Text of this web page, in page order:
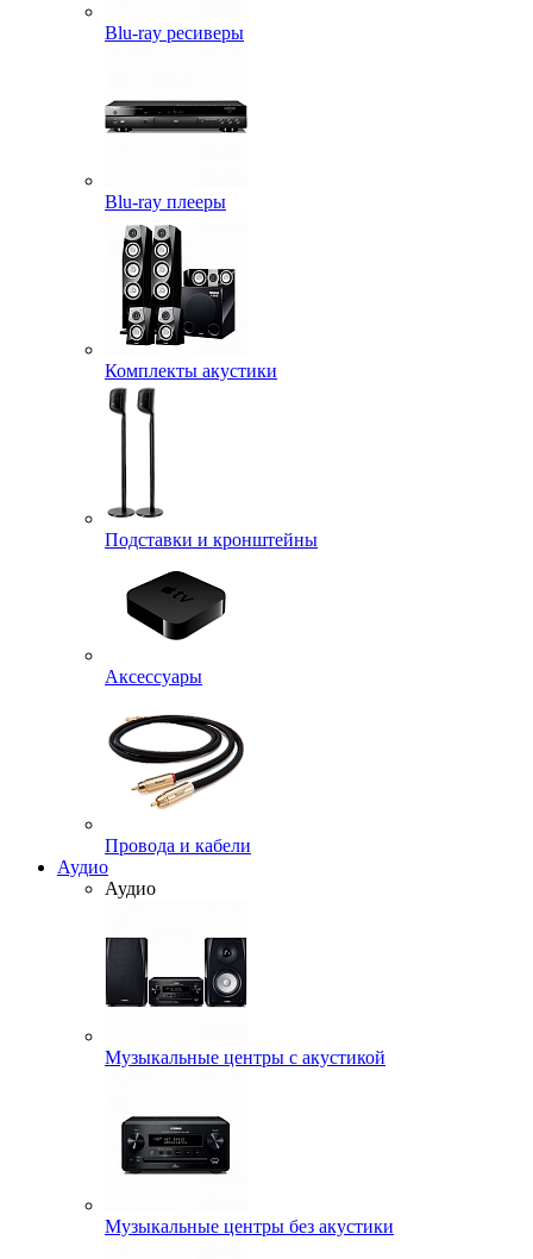
Blu-ray ресиверы
Blu-ray плееры
Комплекты акустики
Подставки и кронштейны
Аксессуары
Провода и кабели
Аудио
Аудио
Музыкальные центры с акустикой
Музыкальные центры без акустики